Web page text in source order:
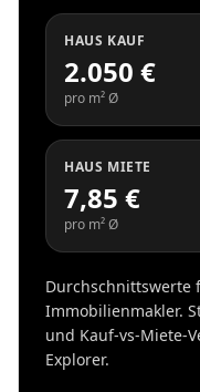
HAUS KAUF
2.050 €
pro m² Ø
HAUS MIETE
7,85 €
pro m² Ø
Durchschnittswerte
Immobilienmakler.
und Kauf-vs-Miete-
Explorer.